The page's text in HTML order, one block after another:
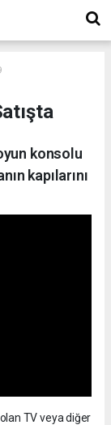
konsolu
kapılarını
TV veya diğer